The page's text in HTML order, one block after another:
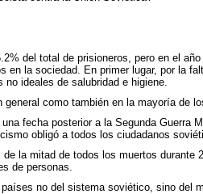
del total de prisioneros, pero en el
la sociedad. En primer lugar, por la
ideales de salubridad e higiene.
como también en la mayoría de
fecha posterior a la Segunda Guerra
obligó a todos los ciudadanos
la mitad de todos los muertos durante
de personas.
no del sistema soviético, sino del